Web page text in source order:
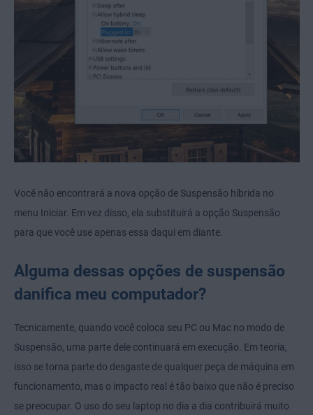
Você não encontrará a nova opção de Suspensão híbrida no
menu Iniciar. Em vez disso, ela substituirá a opção Suspensão
para que você use apenas essa daqui em diante.
Alguma dessas opções de suspensão
danifica meu computador?
Tecnicamente, quando você coloca seu PC ou Mac no modo de
Suspensão, uma parte dele continuará em execução. Em teoria,
isso se torna parte do desgaste de qualquer peça de máquina em
funcionamento, mas o impacto real é tão baixo que não é preciso
se preocupar. O uso do seu laptop no dia a dia contribuirá muito